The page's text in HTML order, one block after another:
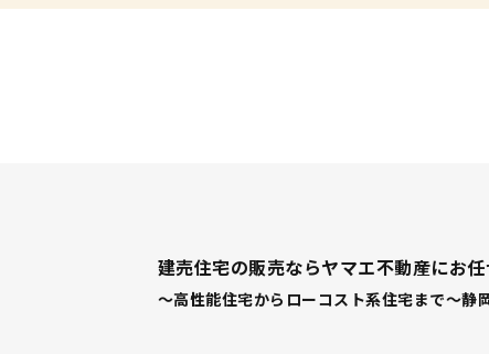
建売住宅の販売ならヤマエ不動産にお任
～高性能住宅からローコスト系住宅まで～静